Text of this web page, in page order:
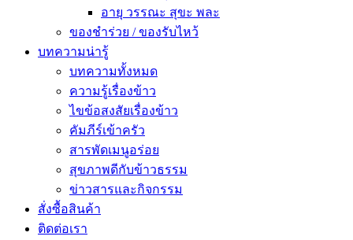
อายุ วรรณะ สุขะ พละ
ของชำร่วย / ของรับไหว้
บทความน่ารู้
บทความทั้งหมด
ความรู้เรื่องข้าว
ไขข้อสงสัยเรื่องข้าว
คัมภีร์เข้าครัว
สารพัดเมนูอร่อย
สุขภาพดีกับข้าวธรรม
ข่าวสารและกิจกรรม
สั่งซื้อสินค้า
ติดต่อเรา